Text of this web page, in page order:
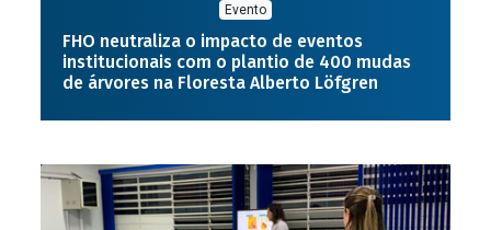
Evento
FHO neutraliza o impacto de eventos
institucionais com o plantio de 400 mudas
de árvores na Floresta Alberto Löfgren